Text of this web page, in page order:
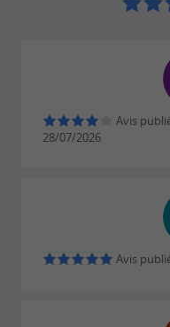
Avis
28/07/2026
Avis